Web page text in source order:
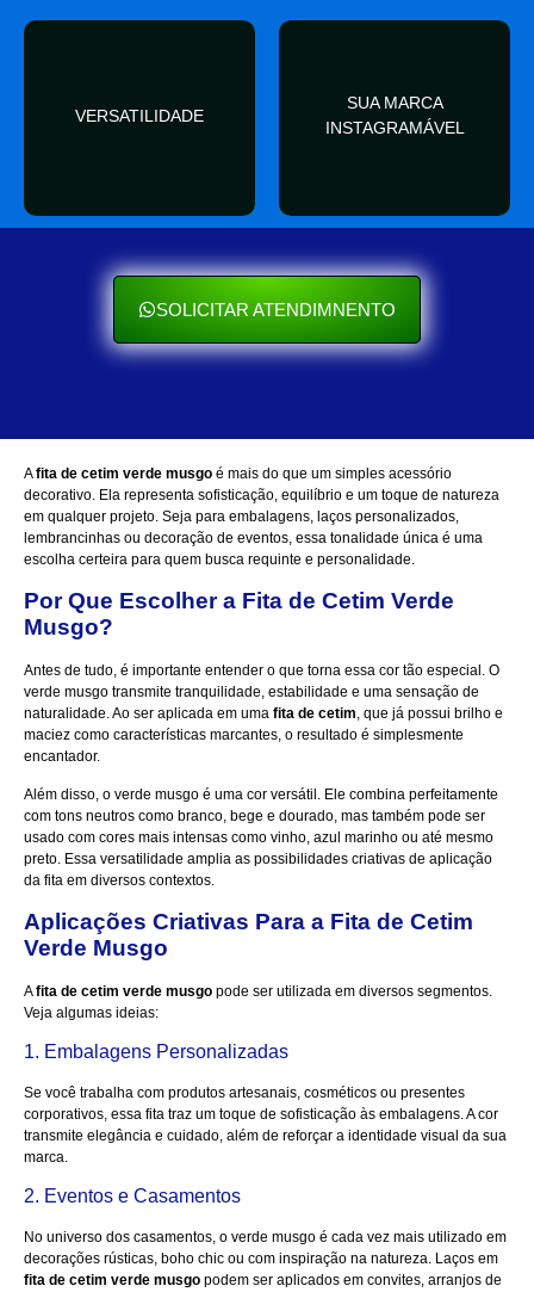
VERSATILIDADE
ocasião e sempre agrega
SUA MARCA
INSTAGRAMÁVEL
Seu cliente ama mostrar
nas redes sociais
SOLICITAR ATENDIMNENTO
Afita de cetim verde musgo é mais do que um simples acessório
decorativo. Ela representa sofisticação, equilíbrio e um toque de natureza
em qualquer projeto. Seja para embalagens, laços personalizados,
lembrancinhas ou decoração de eventos, essa tonalidade única é uma
escolha certeira para quem busca requinte e personalidade.
Por Que Escolher a Fita de Cetim Verde
Musgo?
Antes de tudo, é importante entender o que torna essa cor tão especial. O
verde musgo transmite tranquilidade, estabilidade e uma sensação de
naturalidade. Ao ser aplicada em uma fita de cetim, que já possui brilho e
maciez como características marcantes, o resultado é simplesmente
encantador.
Além disso, o verde musgo é uma cor versátil. Ele combina perfeitamente
com tons neutros como branco, bege e dourado, mas também pode ser
usado com cores mais intensas como vinho, azul marinho ou até mesmo
preto. Essa versatilidade amplia as possibilidades criativas de aplicação
da fita em diversos contextos.
Aplicações Criativas Para a Fita de Cetim
Verde Musgo
Afita de cetim verde musgo pode ser utilizada em diversos segmentos.
Veja algumas ideias:
1. Embalagens Personalizadas
Se você trabalha com produtos artesanais, cosméticos ou presentes
corporativos, essa fita traz um toque de sofisticação às embalagens. A cor
transmite elegância e cuidado, além de reforçar a identidade visual da sua
marca.
2. Eventos e Casamentos
No universo dos casamentos, o verde musgo é cada vez mais utilizado em
decorações rústicas, boho chic ou com inspiração na natureza. Laços em
fita de cetim verde musgo podem ser aplicados em convites, arranjos de